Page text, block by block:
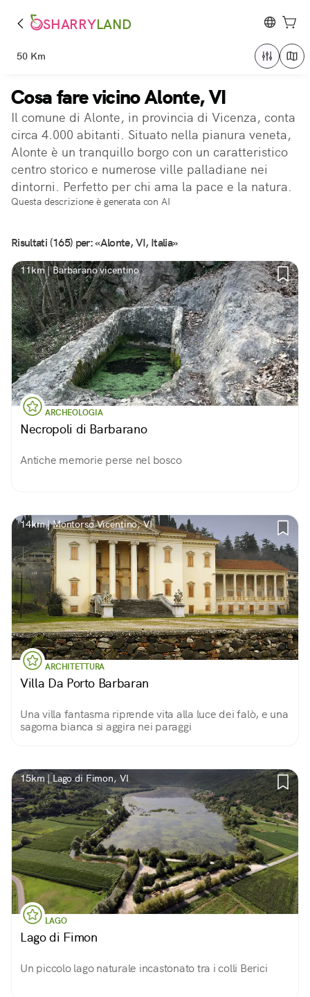
SHARRYLAND
50 Km
Cosa fare vicino Alonte, VI
Il comune di Alonte, in provincia di Vicenza, conta
circa 4.000 abitanti. Situato nella pianura veneta,
Alonte è un tranquillo borgo con un caratteristico
centro storico e numerose ville palladiane nei
dintorni. Perfetto per chi ama la pace e la natura.
Questa descrizione è generata con AI
Risultati (165) per: «Alonte, VI, Italia»
11km | Barbarano vicentino
ARCHEOLOGIA
Necropoli di Barbarano
Antiche memorie perse nel bosco
14km | Montorso Vicentino, VI
ARCHITETTURA
Villa Da Porto Barbaran
Una villa fantasma riprende vita alla luce dei falò, e una
sagoma bianca si aggira nei paraggi
15km | Lago di Fimon, VI
LAGO
Lago di Fimon
Un piccolo lago naturale incastonato tra i colli Berici